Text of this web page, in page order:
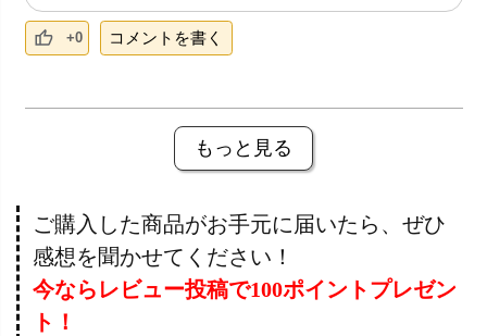
+0 コメントを書く
もっと見る
ご購入した商品がお手元に届いたら、ぜひ
感想を聞かせてください！
今ならレビュー投稿で100ポイントプレゼン
ト！